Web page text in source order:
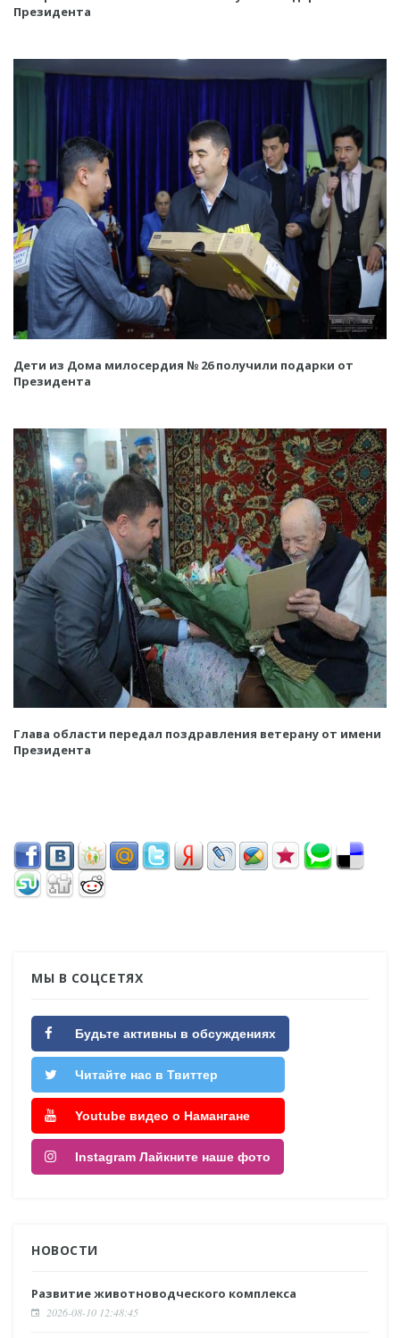
Президента
Дети из Дома милосердия № 26 получили подарки от
Президента
Глава области передал поздравления ветерану от имени
Президента
МЫ В СОЦСЕТЯХ
Будьте активны в обсуждениях
Читайте нас в Твиттер
Youtube видео о Намангане
Instagram Лайкните наше фото
НОВОСТИ
Развитие животноводческого комплекса
2026-08-10 12:48:45